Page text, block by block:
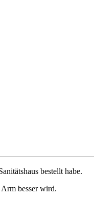
bestellt habe.
besser wird.